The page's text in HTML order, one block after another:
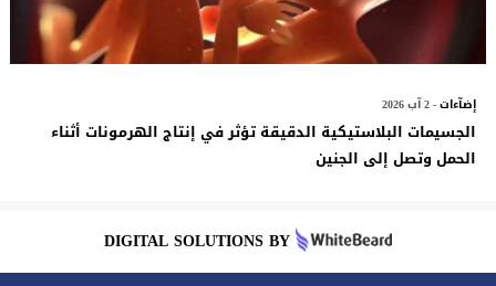
إضآءات- 2 آب 2026
الجسيمات البلاستيكية الدقيقة تؤثر في إنتاج الهرمونات أثناء
الحمل وتصل إلى الجنين
DIGITAL SOLUTIONS BY